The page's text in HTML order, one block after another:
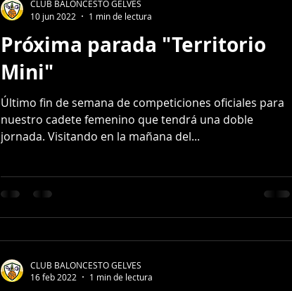
Próxima parada "Territorio
Mini"
Último fin de semana de competiciones oficiales para
nuestro cadete femenino que tendrá una doble
jornada. Visitando en la mañana del...
CLUB BALONCESTO GELVES
10 jun 2022
1 min de lectura
CLUB BALONCESTO GELVES
16 feb 2022
1 min de lectura